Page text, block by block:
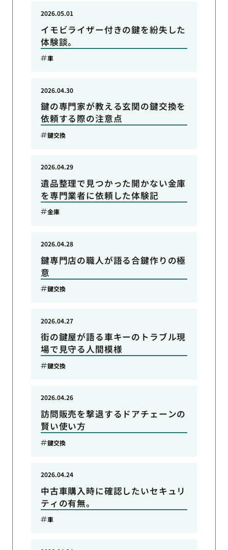
イモビライザー付きの鍵を紛失した
体験談。
2026.05.01
車
鍵の専門家が教える玄関の鍵交換を
依頼する際の注意点
2026.04.30
鍵交換
遺品整理で見つかった開かない金庫
を専門業者に依頼した体験記
2026.04.29
金庫
鍵専門店の職人が語る合鍵作りの極
意
2026.04.28
鍵交換
街の鍵屋が語る車キーのトラブル現
場で見守る人間模様
2026.04.27
鍵交換
訪問販売を撃退するドアチェーンの
賢い使い方
2026.04.26
鍵交換
中古車購入時に確認したいセキュリ
ティの有無。
2026.04.24
車